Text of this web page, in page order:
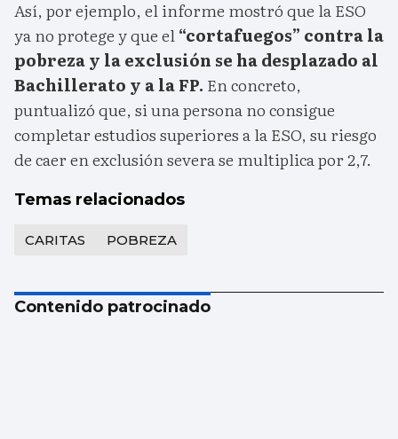
Así, por ejemplo, el informe mostró que la ESO
ya no protege y que el“cortafuegos” contra la
pobreza y la exclusión se ha desplazado al
Bachillerato y a la FP. En concreto,
puntualizó que, si una persona no consigue
completar estudios superiores a la ESO, su riesgo
de caer en exclusión severa se multiplica por 2,7.
Temas relacionados
CARITAS POBREZA
Contenido patrocinado